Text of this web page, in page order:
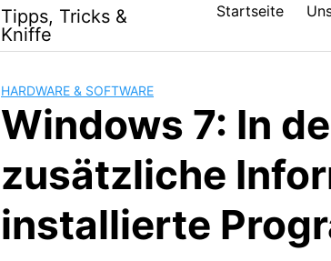
Tipps, Tricks &
Kniffe
Startseite
HARDWARE & SOFTWARE
Windows 7: In
zusätzliche
installierte